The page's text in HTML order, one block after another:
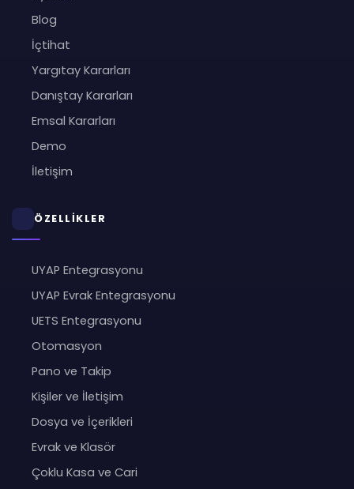
Blog
İçtihat
Yargıtay Kararları
Danıştay Kararları
Emsal Kararları
Demo
İletişim
ÖZELLİKLER
UYAP Entegrasyonu
UYAP Evrak Entegrasyonu
UETS Entegrasyonu
Otomasyon
Pano ve Takip
Kişiler ve İletişim
Dosya ve İçerikleri
Evrak ve Klasör
Çoklu Kasa ve Cari